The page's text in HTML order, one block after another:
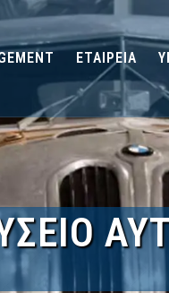
ΕΤΑΙΡΕΙΑ